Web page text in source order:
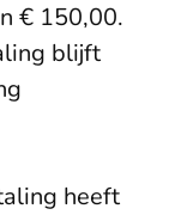
€ 150,00.
blijft
heeft